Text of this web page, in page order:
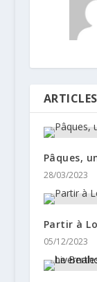
Pâques,
28/03/2023
Partir à
05/12/2023